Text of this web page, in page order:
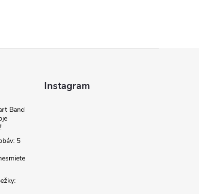
Band
5
Instagram